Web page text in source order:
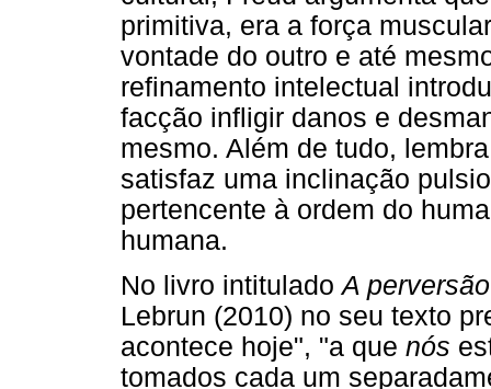
primitiva, era a força
vontade do outro e até
refinamento intelectual
facção infligir danos e
mesmo. Além de tudo,
satisfaz uma inclinação
pertencente à ordem do
humana.
No livro intituladoA
Lebrun (2010) no seu texto
acontece hoje", "a que nós
tomados cada um